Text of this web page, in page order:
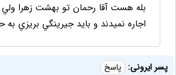
بله هست آقا رحمان تو بهشت زهرا ولي
اجاره نميدند و بايد جيرينگي بريزي
پسر ایرونی: پاسخ